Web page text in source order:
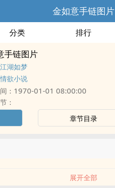
金如意手链图片
分类 排行
手链图片
江湖如梦
情欲小说
： 1970-01-01 08:00:00
：
章节目录
展开全部